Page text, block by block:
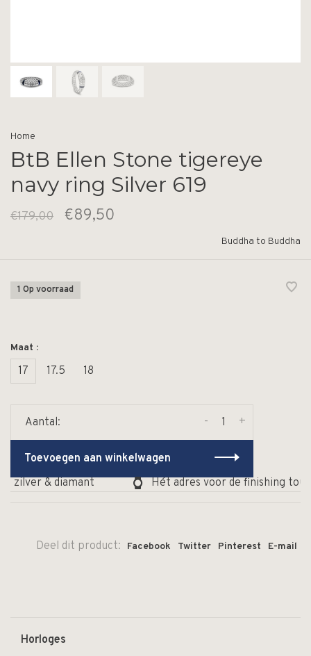
Home
BtB Ellen Stone tigereye
navy ring Silver 619
€179,00 €89,50
Buddha to Buddha
1 Op voorraad
Maat :
17 17.5 18
Aantal: +
-
Toevoegen aan winkelwagen
zilver & diamant
Hét adres voor de finishing
Deel dit product: Facebook Twitter Pinterest E-mail
Horloges